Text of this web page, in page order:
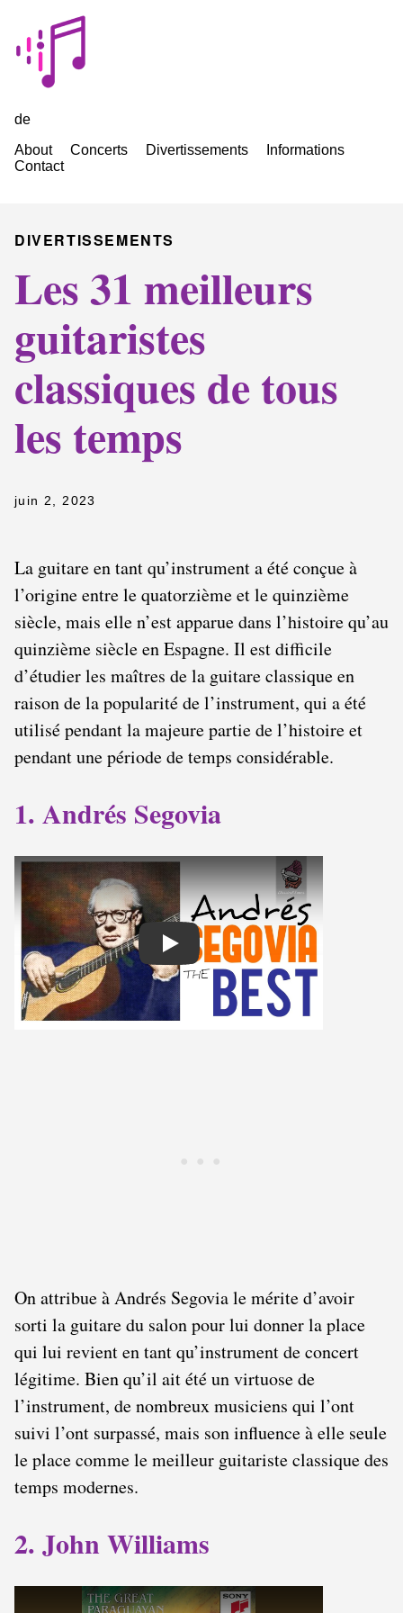
de
About
Concerts Divertissements
Informations
Contact
DIVERTISSEMENTS
Les 31 meilleurs
guitaristes
classiques de tous
les temps
juin 2, 2023
La guitare en tant qu’instrument a été conçue à
l’origine entre le quatorzième et le quinzième
siècle, mais elle n’est apparue dans l’histoire qu’au
quinzième siècle en Espagne. Il est difficile
d’étudier les maîtres de la guitare classique en
raison de la popularité de l’instrument, qui a été
utilisé pendant la majeure partie de l’histoire et
pendant une période de temps considérable.
1. Andrés Segovia
Play
On attribue à Andrés Segovia le mérite d’avoir
sorti la guitare du salon pour lui donner la place
qui lui revient en tant qu’instrument de concert
légitime. Bien qu’il ait été un virtuose de
l’instrument, de nombreux musiciens qui l’ont
suivi l’ont surpassé, mais son influence à elle seule
le place comme le meilleur guitariste classique des
temps modernes.
2. John Williams